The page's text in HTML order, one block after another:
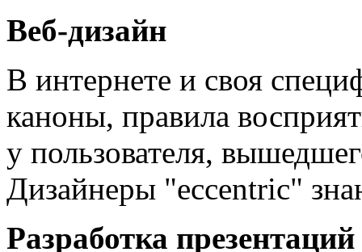
Веб-дизайн
В интернете и своя
каноны, правила
у пользователя,
Дизайнеры "eccentric"
Разработка презентаций